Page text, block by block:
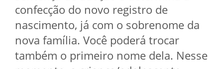
confecção do novo registro de
nascimento, já com o sobrenome da
nova família. Você poderá trocar
também o primeiro nome dela. Nesse